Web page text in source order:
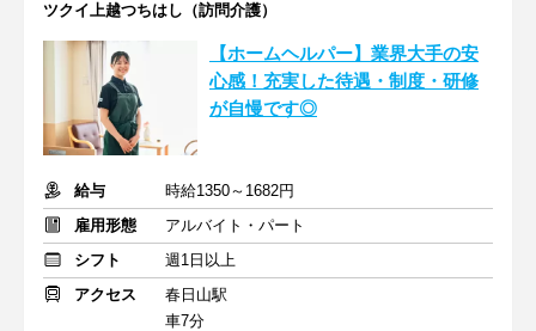
ツクイ上越つちはし（訪問介護）
【ホームヘルパー】業界大手の安
心感！充実した待遇・制度・研修
が自慢です◎
給与
時給1350～1682円
雇用形態
アルバイト・パート
シフト
週1日以上
アクセス
春日山駅
車7分